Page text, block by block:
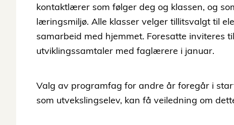
kontaktlærer som følger deg og klassen, og
læringsmiljø. Alle klasser velger tillitsvalgt til
samarbeid med hjemmet. Foresatte inviteres
utviklingssamtaler med faglærere i januar.
Valg av programfag for andre år foregår i
som utvekslingselev, kan få veiledning om